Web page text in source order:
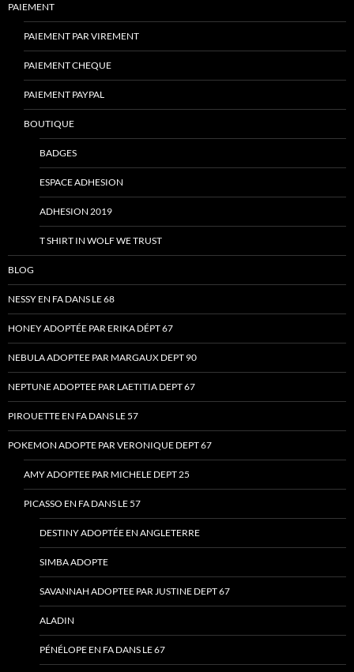
PAIEMENT
PAIEMENT PAR VIREMENT
PAIEMENT CHEQUE
PAIEMENT PAYPAL
BOUTIQUE
BADGES
ESPACE ADHESION
ADHESION 2019
T SHIRT IN WOLF WE TRUST
BLOG
NESSY EN FA DANS LE 68
HONEY ADOPTÉE PAR ERIKA DÉPT 67
NEBULA ADOPTEE PAR MARGAUX DEPT 90
NEPTUNE ADOPTEE PAR LAETITIA DEPT 67
PIROUETTE EN FA DANS LE 57
POKEMON ADOPTE PAR VERONIQUE DEPT 67
AMY ADOPTEE PAR MICHELE DEPT 25
PICASSO EN FA DANS LE 57
DESTINY ADOPTÉE EN ANGLETERRE
SIMBA ADOPTE
SAVANNAH ADOPTEE PAR JUSTINE DEPT 67
ALADIN
PÉNÉLOPE EN FA DANS LE 67